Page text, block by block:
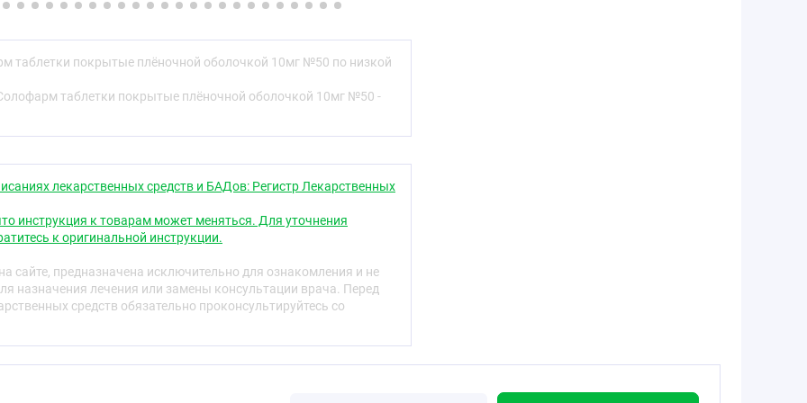
препарат Бисопролол солофарм, и для чего его
перед приёмом препарата Бисопролол солофарм.
солофарм.
и прочие сведения.
препарат Бисопролол солофарм, и
содержит действующее вещество бисопролол,
препаратов, называемых бета-адреноблокаторами.
чрезмерную нагрузку на сердце. В
бисопролол делает процесс перекачивания крови
снижению артериального давления и
ритма сердечных сокращений.
таблетки покрытые плёночной оболочкой 10мг №50 по низкой
таблетки покрытые плёночной оболочкой 10мг №50 -
лекарственных средств и БАДов: Регистр Лекарственных
инструкция к товарам может меняться. Для уточнения
к оригинальной инструкции.
сайте, предназначена исключительно для ознакомления и не
назначения лечения или замены консультации врача. Перед
средств обязательно проконсультируйтесь со